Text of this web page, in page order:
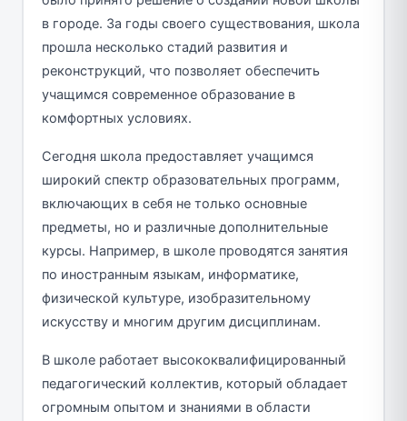
в городе. За годы своего существования, школа
прошла несколько стадий развития и
реконструкций, что позволяет обеспечить
учащимся современное образование в
комфортных условиях.
Сегодня школа предоставляет учащимся
широкий спектр образовательных программ,
включающих в себя не только основные
предметы, но и различные дополнительные
курсы. Например, в школе проводятся занятия
по иностранным языкам, информатике,
физической культуре, изобразительному
искусству и многим другим дисциплинам.
В школе работает высококвалифицированный
педагогический коллектив, который обладает
огромным опытом и знаниями в области